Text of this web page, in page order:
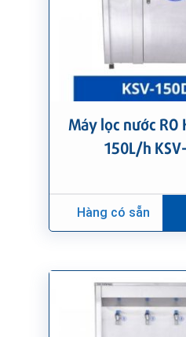
Máy lọc nước RO
150L/h
Hàng có sẵn